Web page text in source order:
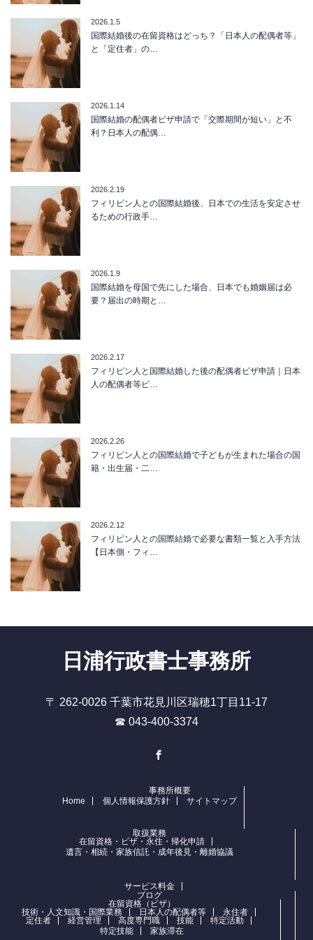
2026.1.5
国際結婚後の在留資格はどっち？「日本人の配偶者等」
と「定住者」の…
2026.1.14
国際結婚の配偶者ビザ申請で「交際期間が短い」と不
利？日本人の配偶…
2026.2.19
フィリピン人との国際結婚後、日本での生活を安定させ
るための行政手…
2026.1.9
国際結婚を母国で先にした場合、日本でも婚姻届は必
要？届出の時期と…
2026.2.17
フィリピン人と国際結婚した後の配偶者ビザ申請｜日本
人の配偶者等ビ…
2026.2.26
フィリピン人との国際結婚で子どもが生まれた場合の国
籍・出生届・二…
2026.2.12
フィリピン人との国際結婚で必要な書類一覧と入手方法
【日本側・フィ…
日浦行政書士事務所
〒 262-0026 千葉市花見川区瑞穂1丁目11-17
☎ 043-400-3374
Home
事務所概要
個人情報保護方針
サイトマップ
取扱業務
在留資格・ビザ・永住・帰化申請
遺言・相続・家族信託・成年後見・離婚協議
サービス料金
ブログ
在留資格（ビザ）
技術・人文知識・国際業務
日本人の配偶者等
永住者
定住者
経営管理 高度専門職 技能
特定活動
特定技能
家族滞在